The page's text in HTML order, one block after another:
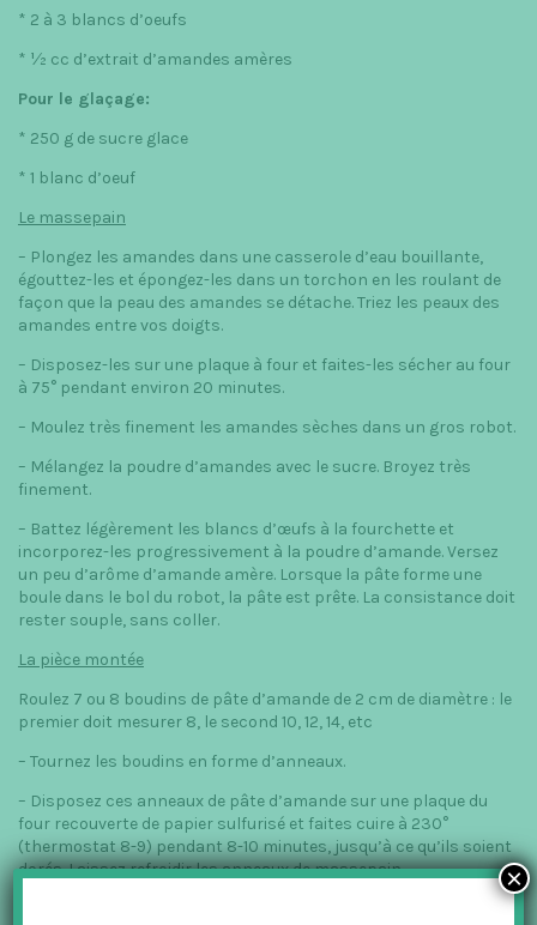
* 2 à 3 blancs d’oeufs
* ½ cc d’extrait d’amandes amères
Pour le glaçage:
* 250 g de sucre glace
* 1 blanc d’oeuf
Le massepain
– Plongez les amandes dans une casserole d’eau bouillante,
égouttez-les et épongez-les dans un torchon en les roulant de
façon que la peau des amandes se détache. Triez les peaux des
amandes entre vos doigts.
– Disposez-les sur une plaque à four et faites-les sécher au four
à 75° pendant environ 20 minutes.
– Moulez très finement les amandes sèches dans un gros robot.
– Mélangez la poudre d’amandes avec le sucre. Broyez très
finement.
– Battez légèrement les blancs d’œufs à la fourchette et
incorporez-les progressivement à la poudre d’amande. Versez
un peu d’arôme d’amande amère. Lorsque la pâte forme une
boule dans le bol du robot, la pâte est prête. La consistance doit
rester souple, sans coller.
La pièce montée
Roulez 7 ou 8 boudins de pâte d’amande de 2 cm de diamètre : le
premier doit mesurer 8, le second 10, 12, 14, etc
– Tournez les boudins en forme d’anneaux.
– Disposez ces anneaux de pâte d’amande sur une plaque du
four recouverte de papier sulfurisé et faites cuire à 230°
(thermostat 8-9) pendant 8-10 minutes, jusqu’à ce qu’ils soient
dorés. Laissez refroidir les anneaux de massepain.
×